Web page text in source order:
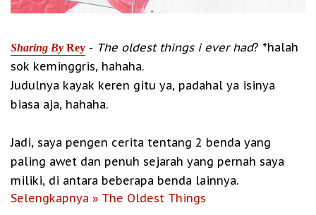
Sharing By Rey - The oldest things i ever had? *halah
sok keminggris, hahaha.
Judulnya kayak keren gitu ya, padahal ya isinya
biasa aja, hahaha.
Jadi, saya pengen cerita tentang 2 benda yang
paling awet dan penuh sejarah yang pernah saya
miliki, di antara beberapa benda lainnya.
Selengkapnya » The Oldest Things